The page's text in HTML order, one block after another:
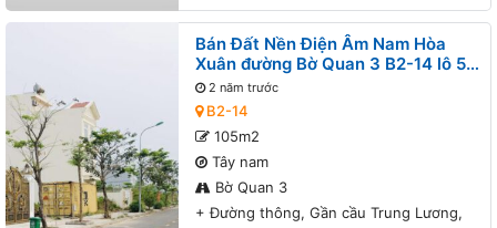
Bán Đất Nền Điện Âm Nam Hòa
Xuân đường Bờ Quan 3 B2-14 lô 5x
- Đường thông, Gần cầu Trung
Lương, Gần đường Nguyễn Phước
Lan, Gần sông Đô Tỏa
2 năm trước
B2-14
105m2
Tây nam
Bờ Quan 3
+Đường thông, Gần cầu Trung Lương,